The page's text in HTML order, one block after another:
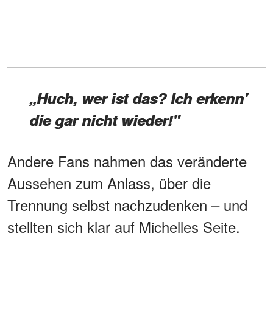
„Huch, wer ist das? Ich erkenn'
die gar nicht wieder!"
Andere Fans nahmen das veränderte
Aussehen zum Anlass, über die
Trennung selbst nachzudenken – und
stellten sich klar auf Michelles Seite.